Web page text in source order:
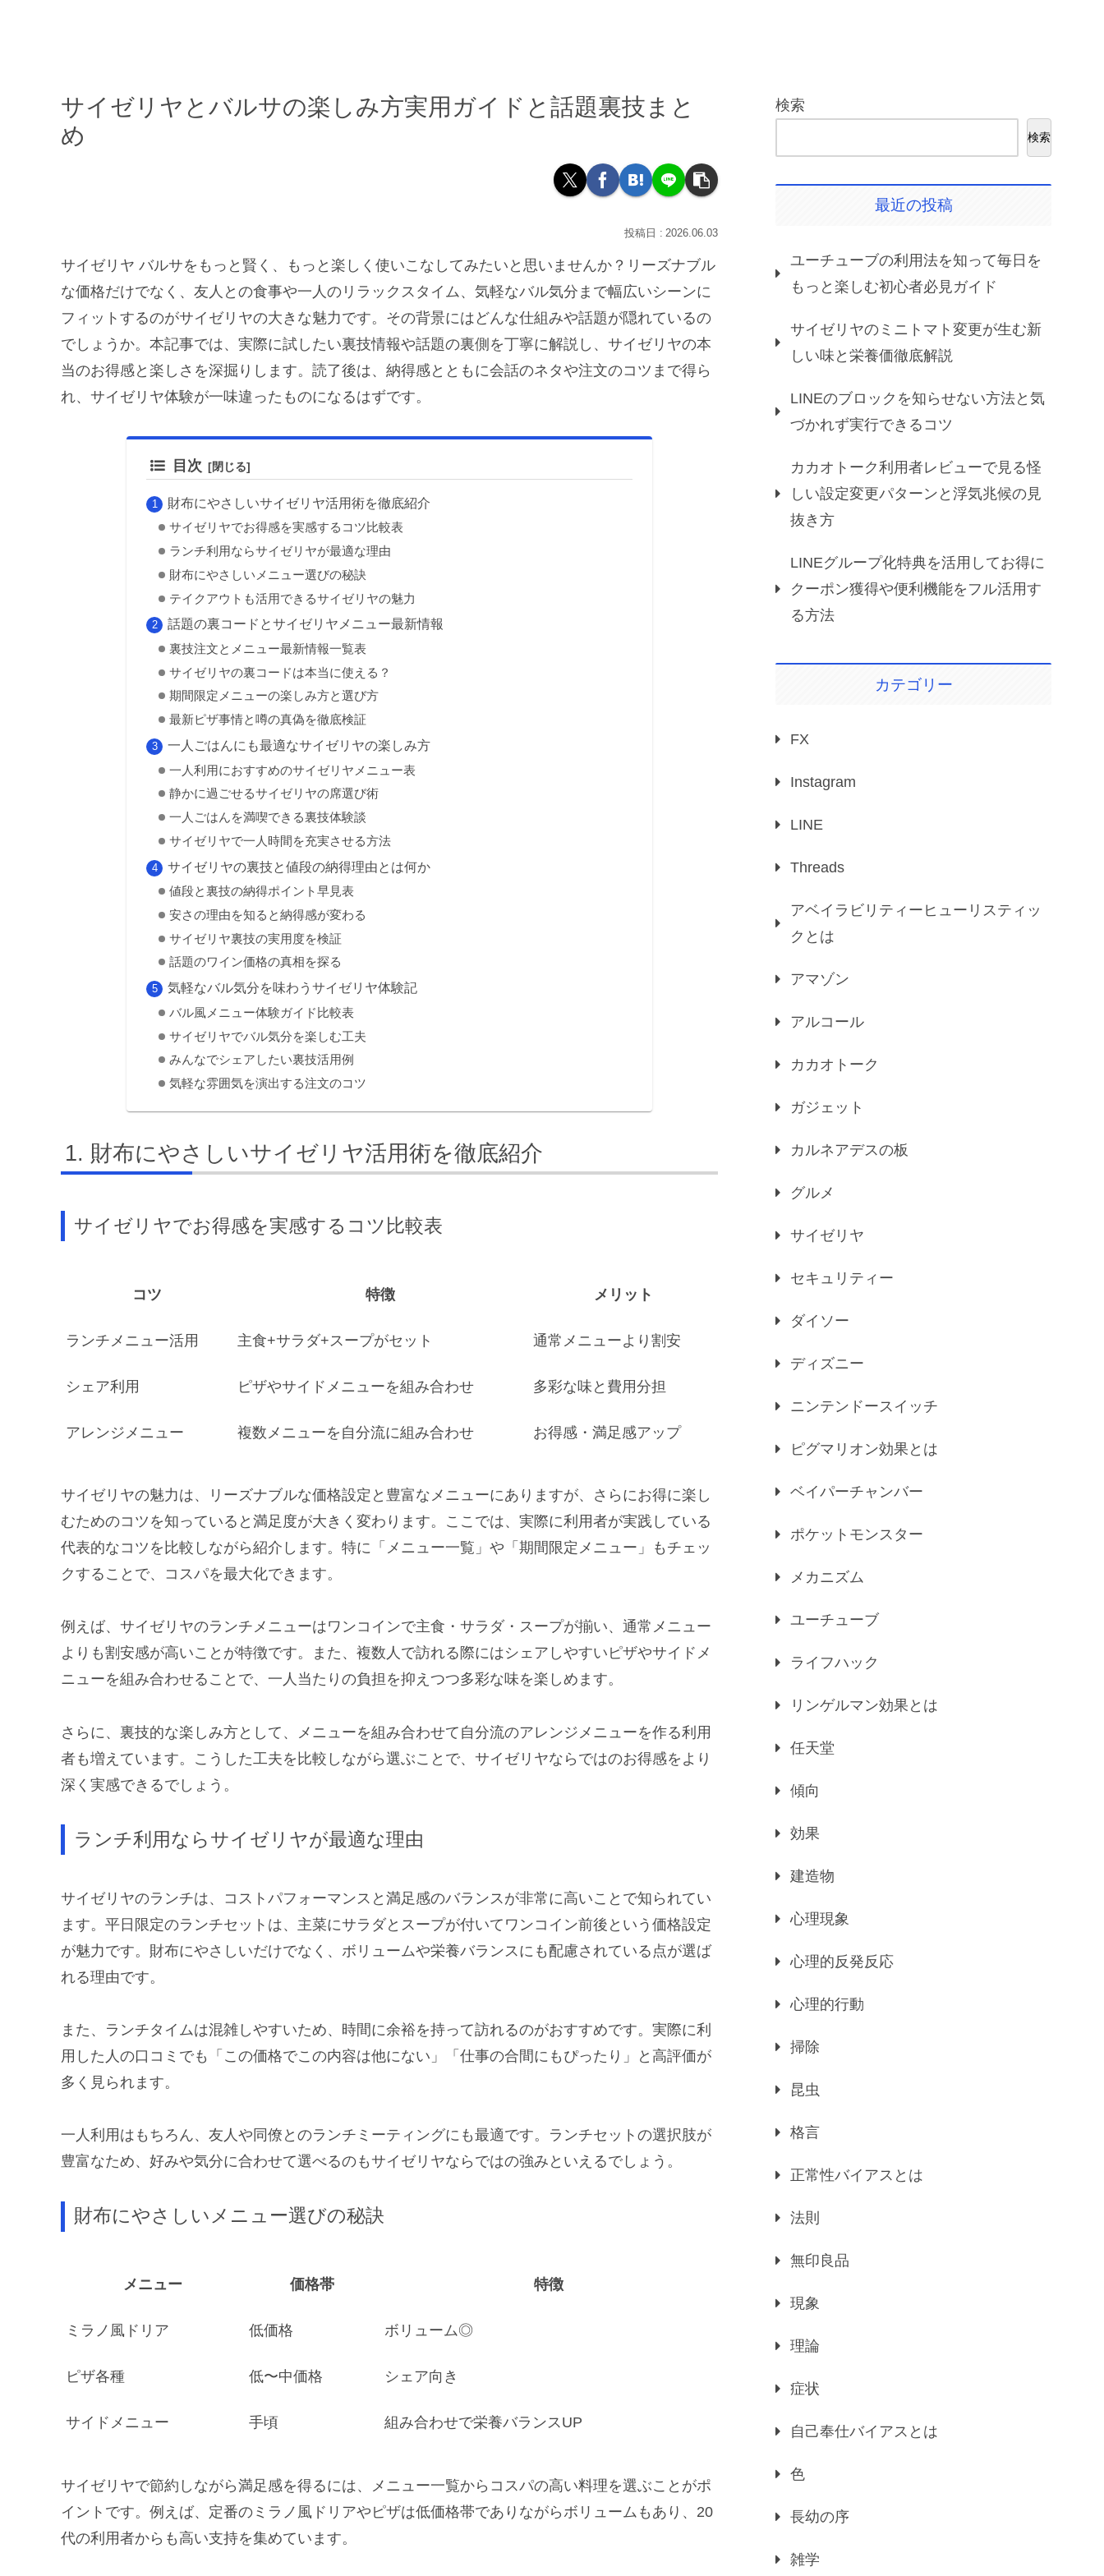
サイゼリヤとバルサの楽しみ方実用ガイドと話題裏技まと
め
2026.06.03
サイゼリヤ バルサをもっと賢く、もっと楽しく使いこなしてみたいと思いませんか？リーズナブル
な価格だけでなく、友人との食事や一人のリラックスタイム、気軽なバル気分まで幅広いシーンに
フィットするのがサイゼリヤの大きな魅力です。その背景にはどんな仕組みや話題が隠れているの
でしょうか。本記事では、実際に試したい裏技情報や話題の裏側を丁寧に解説し、サイゼリヤの本
当のお得感と楽しさを深掘りします。読了後は、納得感とともに会話のネタや注文のコツまで得ら
れ、サイゼリヤ体験が一味違ったものになるはずです。
目次
財布にやさしいサイゼリヤ活用術を徹底紹介
サイゼリヤでお得感を実感するコツ比較表
ランチ利用ならサイゼリヤが最適な理由
財布にやさしいメニュー選びの秘訣
テイクアウトも活用できるサイゼリヤの魅力
話題の裏コードとサイゼリヤメニュー最新情報
裏技注文とメニュー最新情報一覧表
サイゼリヤの裏コードは本当に使える？
期間限定メニューの楽しみ方と選び方
最新ピザ事情と噂の真偽を徹底検証
一人ごはんにも最適なサイゼリヤの楽しみ方
一人利用におすすめのサイゼリヤメニュー表
静かに過ごせるサイゼリヤの席選び術
一人ごはんを満喫できる裏技体験談
サイゼリヤで一人時間を充実させる方法
サイゼリヤの裏技と値段の納得理由とは何か
値段と裏技の納得ポイント早見表
安さの理由を知ると納得感が変わる
サイゼリヤ裏技の実用度を検証
話題のワイン価格の真相を探る
気軽なバル気分を味わうサイゼリヤ体験記
バル風メニュー体験ガイド比較表
サイゼリヤでバル気分を楽しむ工夫
みんなでシェアしたい裏技活用例
気軽な雰囲気を演出する注文のコツ
財布にやさしいサイゼリヤ活用術を徹底紹介
サイゼリヤでお得感を実感するコツ比較表
コツ 特徴 メリット
ランチメニュー活用 主食+サラダ+スープがセット 通常メニューより割安
シェア利用 ピザやサイドメニューを組み合わせ 多彩な味と費用分担
アレンジメニュー 複数メニューを自分流に組み合わせ お得感・満足感アップ
サイゼリヤの魅力は、リーズナブルな価格設定と豊富なメニューにありますが、さらにお得に楽し
むためのコツを知っていると満足度が大きく変わります。ここでは、実際に利用者が実践している
代表的なコツを比較しながら紹介します。特に「メニュー一覧」や「期間限定メニュー」もチェッ
クすることで、コスパを最大化できます。
例えば、サイゼリヤのランチメニューはワンコインで主食・サラダ・スープが揃い、通常メニュー
よりも割安感が高いことが特徴です。また、複数人で訪れる際にはシェアしやすいピザやサイドメ
ニューを組み合わせることで、一人当たりの負担を抑えつつ多彩な味を楽しめます。
さらに、裏技的な楽しみ方として、メニューを組み合わせて自分流のアレンジメニューを作る利用
者も増えています。こうした工夫を比較しながら選ぶことで、サイゼリヤならではのお得感をより
深く実感できるでしょう。
ランチ利用ならサイゼリヤが最適な理由
サイゼリヤのランチは、コストパフォーマンスと満足感のバランスが非常に高いことで知られてい
ます。平日限定のランチセットは、主菜にサラダとスープが付いてワンコイン前後という価格設定
が魅力です。財布にやさしいだけでなく、ボリュームや栄養バランスにも配慮されている点が選ば
れる理由です。
また、ランチタイムは混雑しやすいため、時間に余裕を持って訪れるのがおすすめです。実際に利
用した人の口コミでも「この価格でこの内容は他にない」「仕事の合間にもぴったり」と高評価が
多く見られます。
一人利用はもちろん、友人や同僚とのランチミーティングにも最適です。ランチセットの選択肢が
豊富なため、好みや気分に合わせて選べるのもサイゼリヤならではの強みといえるでしょう。
財布にやさしいメニュー選びの秘訣
メニュー 価格帯 特徴
ミラノ風ドリア 低価格 ボリューム◎
ピザ各種 低〜中価格 シェア向き
サイドメニュー 手頃 組み合わせで栄養バランスUP
サイゼリヤで節約しながら満足感を得るには、メニュー一覧からコスパの高い料理を選ぶことがポ
イントです。例えば、定番のミラノ風ドリアやピザは低価格帯でありながらボリュームもあり、20
代の利用者からも高い支持を集めています。
検索
検索
最近の投稿
ユーチューブの利用法を知って毎日を
もっと楽しむ初心者必見ガイド
サイゼリヤのミニトマト変更が生む新
しい味と栄養価徹底解説
LINEのブロックを知らせない方法と気
づかれず実行できるコツ
カカオトーク利用者レビューで見る怪
しい設定変更パターンと浮気兆候の見
抜き方
LINEグループ化特典を活用してお得に
クーポン獲得や便利機能をフル活用す
る方法
カテゴリー
FX
Instagram
LINE
Threads
アベイラビリティーヒューリスティッ
クとは
アマゾン
アルコール
カカオトーク
ガジェット
カルネアデスの板
グルメ
サイゼリヤ
セキュリティー
ダイソー
ディズニー
ニンテンドースイッチ
ピグマリオン効果とは
ベイパーチャンバー
ポケットモンスター
メカニズム
ユーチューブ
ライフハック
リンゲルマン効果とは
任天堂
傾向
効果
建造物
心理現象
心理的反発反応
心理的行動
掃除
昆虫
格言
正常性バイアスとは
法則
無印良品
現象
理論
症状
自己奉仕バイアスとは
色
長幼の序
雑学